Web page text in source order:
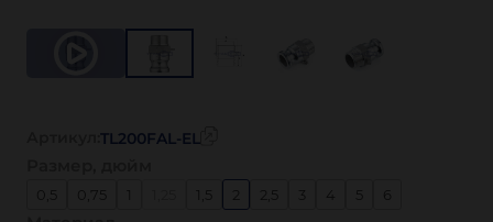
TL200FAL-EL
0,75 3 6